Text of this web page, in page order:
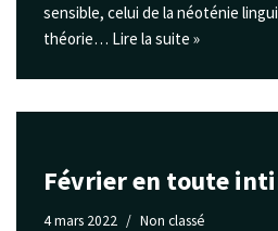
sensible, celui de la néoténie
théorie… Lire la suite »
Février en toute
4 mars 2022 Non classé